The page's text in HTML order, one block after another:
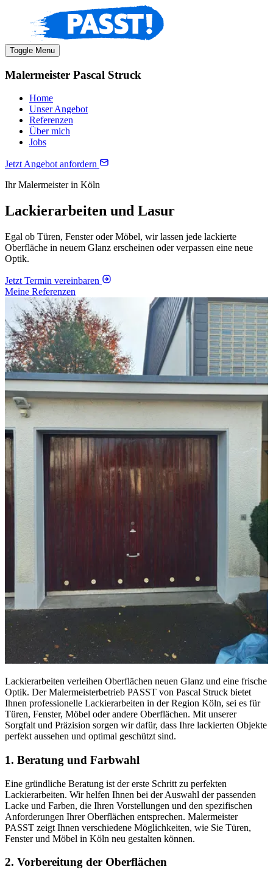
Toggle Menu
Malermeister Pascal Struck
Home
Unser Angebot
Referenzen
Über mich
Jobs
Jetzt Angebot anfordern
Ihr Malermeister in Köln
Lackierarbeiten und Lasur
Egal ob Türen, Fenster oder Möbel, wir lassen jede lackierte
Oberfläche in neuem Glanz erscheinen oder verpassen eine neue
Optik.
Jetzt Termin vereinbaren
Meine Referenzen
Lackierarbeiten verleihen Oberflächen neuen Glanz und eine frische
Optik. Der Malermeisterbetrieb PASST von Pascal Struck bietet
Ihnen professionelle Lackierarbeiten in der Region Köln, sei es für
Türen, Fenster, Möbel oder andere Oberflächen. Mit unserer
Sorgfalt und Präzision sorgen wir dafür, dass Ihre lackierten Objekte
perfekt aussehen und optimal geschützt sind.
1. Beratung und Farbwahl
Eine gründliche Beratung ist der erste Schritt zu perfekten
Lackierarbeiten. Wir helfen Ihnen bei der Auswahl der passenden
Lacke und Farben, die Ihren Vorstellungen und den spezifischen
Anforderungen Ihrer Oberflächen entsprechen. Malermeister
PASST zeigt Ihnen verschiedene Möglichkeiten, wie Sie Türen,
Fenster und Möbel in Köln neu gestalten können.
2. Vorbereitung der Oberflächen